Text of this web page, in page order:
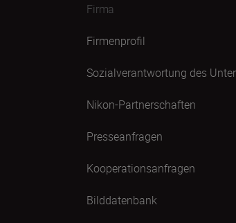
Firma
Firmenprofil
Sozialverantwortung des
Nikon-Partnerschaften
Presseanfragen
Kooperationsanfragen
Bilddatenbank